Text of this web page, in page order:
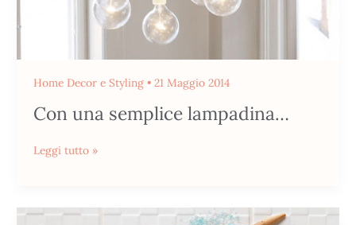
Home Decor e Styling• 21 Maggio 2014
Con una semplice lampadina…
Leggi tutto »
Turquoise